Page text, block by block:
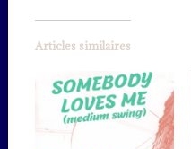
Articles similaires